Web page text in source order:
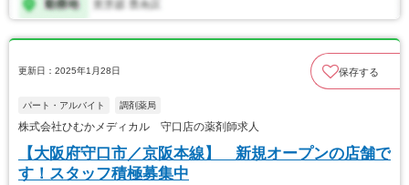
更新日：2025年1月28日 保存する
パート・アルバイト 調剤薬局
株式会社ひむかメディカル 守口店の薬剤師求人
【大阪府守口市／京阪本線】 新規オープンの店舗で
す！スタッフ積極募集中